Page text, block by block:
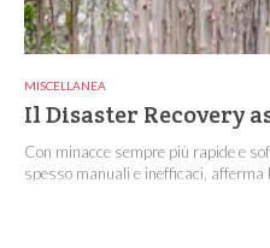
MISCELLANEA
Il Disaster Recovery
Con minacce sempre più rapide e
spesso manuali e inefficaci, afferma